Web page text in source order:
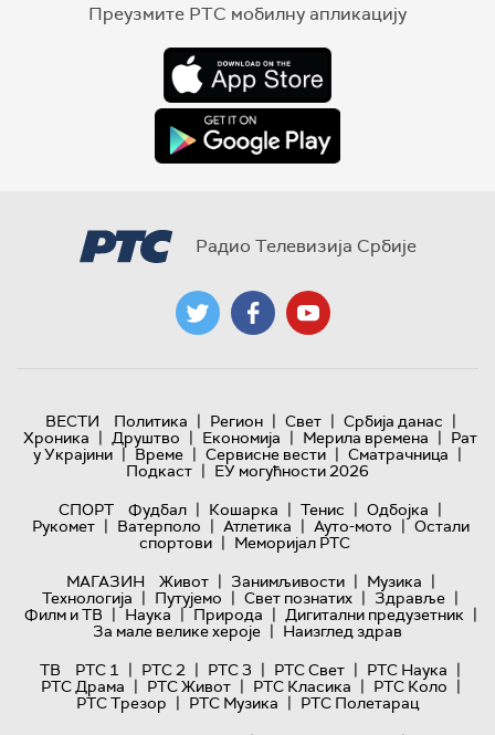
Преузмите РТС мобилну апликацију
Радио Телевизија Србије
ВЕСТИ Политика | Регион | Свет | Србија данас |
Хроника | Друштво | Економија | Мерила времена | Рат
у Украјини | Време | Сервисне вести | Сматрачница |
Подкаст | ЕУ могућности 2026
СПОРТ
Фудбал | Кошарка | Тенис | Одбојка |
Рукомет | Ватерполо | Атлетика | Ауто-мото | Остали
спортови | Меморијал РТС
МАГАЗИН
Живот | Занимљивости | Музика |
Технологијa | Путујемо | Свет познатих | Здравље |
Филм и ТВ | Наука | Природа | Дигитални предузетник |
За мале велике хероје | Наизглед здрав
ТВ
РТС 1 | РТС 2 | РТС 3 | РТС Свет | РТС Наука |
РТС Драма | РТС Живот | РТС Класика | РТС Коло |
РТС Трезор | РТС Музика | РТС Полетарац